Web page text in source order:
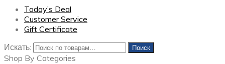
Today’s Deal
Customer Service
Gift Certificate
Искать:
Поиск
Shop By Categories